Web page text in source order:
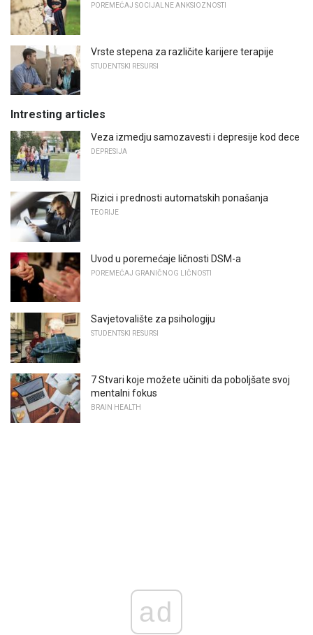
POREMEĆAJ SOCIJALNE ANKSIOZNOSTI
Vrste stepena za različite karijere terapije
STUDENTSKI RESURSI
Intresting articles
Veza izmedju samozavesti i depresije kod dece
DEPRESIJA
Rizici i prednosti automatskih ponašanja
TEORIJE
Uvod u poremećaje ličnosti DSM-a
POREMEĆAJ GRANIČNOG LIČNOSTI
Savjetovalište za psihologiju
STUDENTSKI RESURSI
7 Stvari koje možete učiniti da poboljšate svoj
mentalni fokus
BRAIN HEALTH
ad